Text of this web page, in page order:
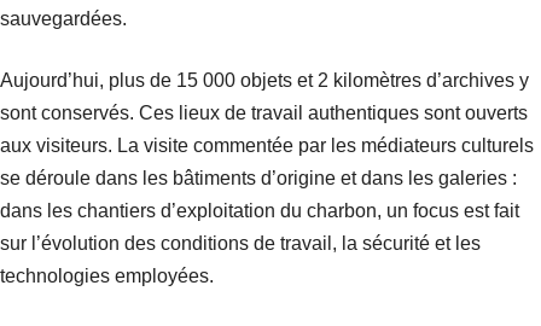
sauvegardées.
Aujourd’hui, plus de 15 000 objets et 2 kilomètres d’archives y
sont conservés. Ces lieux de travail authentiques sont ouverts
aux visiteurs. La visite commentée par les médiateurs culturels
se déroule dans les bâtiments d’origine et dans les galeries :
dans les chantiers d’exploitation du charbon, un focus est fait
sur l’évolution des conditions de travail, la sécurité et les
technologies employées.